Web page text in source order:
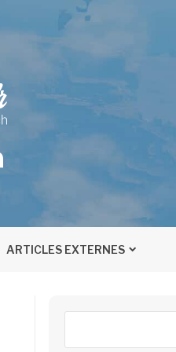
ARTICLES EXTERNES